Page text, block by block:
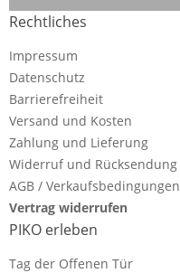
Rechtliches
Impressum
Datenschutz
Barrierefreiheit
Versand und Kosten
Zahlung und Lieferung
Widerruf und Rücksendung
AGB / Verkaufsbedingungen
Vertrag widerrufen
PIKO erleben
Tag der Offenen Tür